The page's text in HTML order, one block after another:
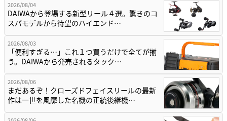
2026/08/04
DAIWAから登場する新型リール４選。驚きのコ
スパモデルから待望のハイエンド…
2026/08/03
「便利すぎる…」これ１つ買うだけで全てが揃
う。DAIWAから発売されるタック…
2026/08/06
まだあるぞ！クローズドフェイスリールの最新
作は一世を風靡した名機の正統後継機…